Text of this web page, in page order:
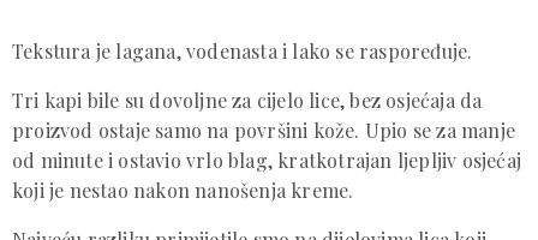
Tekstura je lagana, vodenasta i lako se raspoređuje.
Tri kapi bile su dovoljne za cijelo lice, bez osjećaja da
proizvod ostaje samo na površini kože. Upio se za manje
od minute i ostavio vrlo blag, kratkotrajan ljepljiv osjećaj
koji je nestao nakon nanošenja kreme.